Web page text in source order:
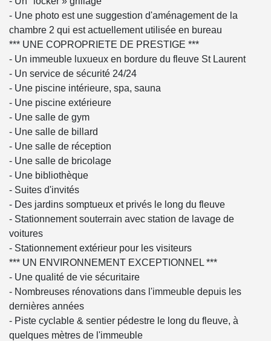
- Une photo est une suggestion d'aménagement de la
chambre 2 qui est actuellement utilisée en bureau
*** UNE COPROPRIETE DE PRESTIGE ***
- Un immeuble luxueux en bordure du fleuve St Laurent
- Un service de sécurité 24/24
- Une piscine intérieure, spa, sauna
- Une piscine extérieure
- Une salle de gym
- Une salle de billard
- Une salle de réception
- Une salle de bricolage
- Une bibliothèque
- Suites d'invités
- Des jardins somptueux et privés le long du fleuve
- Stationnement souterrain avec station de lavage de
voitures
- Stationnement extérieur pour les visiteurs
*** UN ENVIRONNEMENT EXCEPTIONNEL ***
- Une qualité de vie sécuritaire
- Nombreuses rénovations dans l'immeuble depuis les
dernières années
- Piste cyclable & sentier pédestre le long du fleuve, à
quelques mètres de l'immeuble